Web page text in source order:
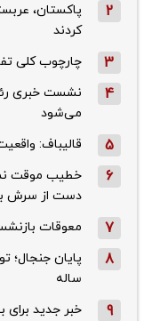
2
پاکستان،
کردند
3 چارچوب کلی
4
نشست خبری
می‌شود
5 قالیباف:
6
خطیب موقت
دست از سرش
7 معوقات
8
ساله
9 خبر جدید